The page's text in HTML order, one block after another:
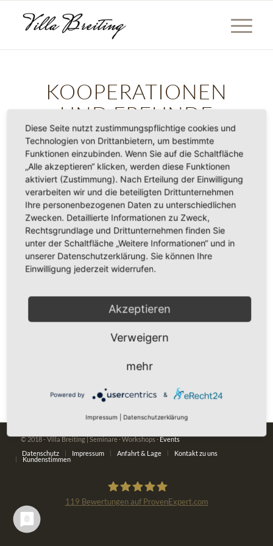
KOOPERATIONEN
UND FREUNDE
© 2018 - Villa Breiting | Seminare · Workshops ·Events
Datenschutz
Impressum Anfahrt & Lage Kontakt zu uns
Kundenstimmen
119 Bewertungen auf ProvenExpert.com
Diese Seite nutzt zustimmungspflichtige cookies und
Technologien von Drittanbietern, um bestimmte
Funktionen einzubinden. Wenn Sie auf die Schaltfläche
„Alle akzeptieren“ klicken, werden diese Funktionen
aktiviert (Zustimmung). Nach Erteilung der Einwilligung
verarbeiten wir und die beteiligten Drittunternehmen
Ihre personenbezogenen Daten zu unterschiedlichen
Zwecken. Detaillierte Informationen zu Zweck,
Rechtsgrundlage und Drittunternehmen finden Sie
unter der Schaltfläche „Weitere Informationen“ und in
unserer Datenschutzerklärung. Sie können Ihre
Einwilligung jederzeit widerrufen.
Akzeptieren
Verweigern
mehr
Powered by &
Impressum Datenschutzerklärung